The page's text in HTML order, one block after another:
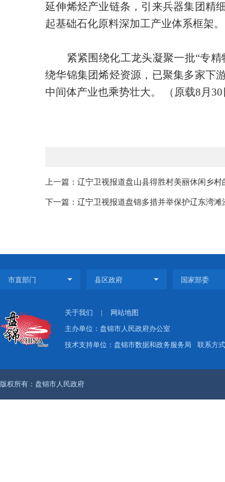
延伸烯烃产业链条，引来兵器集团精
起基础石化原料深加工产业体系框架。
紧紧围绕化工龙头凝聚一批“专
绕华锦集团烯烃资源，已聚集多家下
中间体产业也乘势壮大。 （原载8月
上一篇：辽宁卫视报道盘山县得胜村美丽休闲乡村
下一篇：辽宁卫视报道盘锦多措并举保护辽东湾滩
关于我们 网站地图
主办单位：盘锦市人民政府办公室
技术支持单位：盘锦市数据和政务服务局 联系方
版权所有：盘锦市人民政府